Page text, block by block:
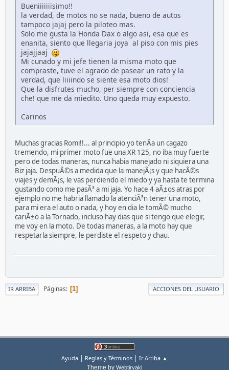
Bueniiiiiiisimo!!
la verdad, de motos no se nada, bueno de autos
tampoco jajaj pero la piloteo mas.
Solo me gusta la Honda Dax o algo asi, esa que es
enanita, siento que llegaria joya al piso con mis pies
jajajjaaj
Mi cunado y mi jefe tienen la misma moto que
compraste, tuve el agrado de pasear un rato y la
verdad, que liiiindo se siente esa moto dios!
Que la disfrutes mucho, per siempre con conciencia
che! que me da miedito. Uno queda muy expuesto.
Carinos
Muchas gracias Romi!!... al principio yo tenÃ­a un cagazo
tremendo, mi primer moto fue una XR 125, no iba muy fuerte
pero de todas maneras, nunca habia manejado ni siquiera una
Biz jaja. DespuÃ©s a medida que la manejÃ¡s y que hacÃ©s
viajes y demÃ¡s, le vas perdiendo el miedo y ya hasta te termina
gustando como me pasÃ³ a mi jaja. Yo hace 4 aÃ±os atras por
ejemplo no me habria llamado la atenciÃ³n tener una moto,
para mi era el auto o nada, y hoy en dia le tomÃ© mucho
cariÃ±o a la Tornado, incluso hay dias que si tengo que elegir,
me voy en la moto. De todas maneras, a la moto hay que
respetarla siempre, le perdiste el respeto y chau.
IR ARRIBA Páginas 1 ACCIONES DEL USUARIO
Ayuda | Reglas y Términos | Ir Arriba ▲
Theme by Webtiryaki